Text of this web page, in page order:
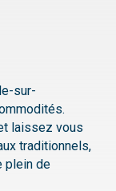
sur-
laissez vous
traditionnels,
plein de